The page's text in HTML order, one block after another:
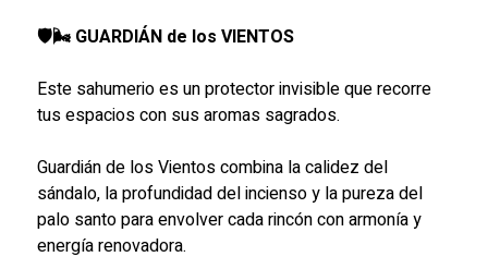
🛡🌬 GUARDIÁN de los VIENTOS
Este sahumerio es un protector invisible que recorre
tus espacios con sus aromas sagrados.
Guardián de los Vientos combina la calidez del
sándalo, la profundidad del incienso y la pureza del
palo santo para envolver cada rincón con armonía y
energía renovadora.